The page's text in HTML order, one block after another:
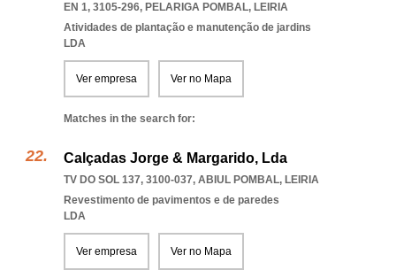
EN 1, 3105-296, PELARIGA POMBAL, LEIRIA
Atividades de plantação e manutenção de jardins
LDA
Ver empresa Ver no Mapa
Matches in the search for:
Calçadas Jorge & Margarido, Lda
TV DO SOL 137, 3100-037, ABIUL POMBAL, LEIRIA
Revestimento de pavimentos e de paredes
LDA
Ver empresa Ver no Mapa